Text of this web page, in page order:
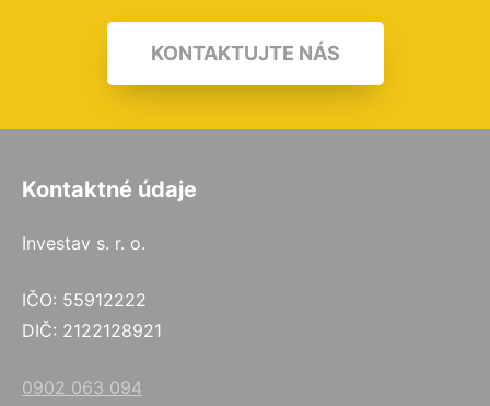
KONTAKTUJTE NÁS
Kontaktné údaje
Investav s. r. o.
IČO: 55912222
DIČ: 2122128921
0902 063 094